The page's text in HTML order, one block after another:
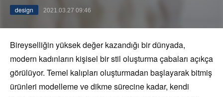
design 2021.03.27 09:46
Bireyselliğin yüksek değer kazandığı bir dünyada,
modern kadınların kişisel bir stil oluşturma çabaları açıkça
görülüyor. Temel kalıpları oluşturmadan başlayarak bitmiş
ürünleri modelleme ve dikme sürecine kadar, kendi